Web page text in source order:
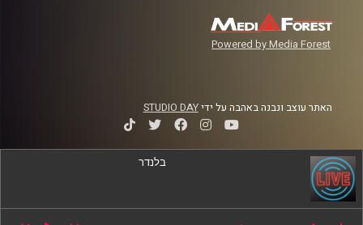
Powered by Media Forest
האתר עוצב ונבנה באהבה על ידיSTUDIO DAY
בלנדר